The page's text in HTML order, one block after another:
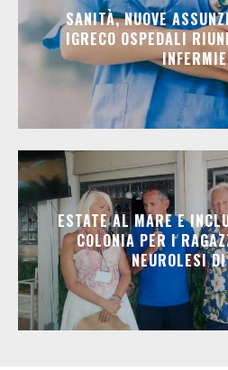
SANITÀ, NUOVE
IGRECO OSPEDALI
ESTATE AL MARE E
COLONIA PER I
NEUROLESI